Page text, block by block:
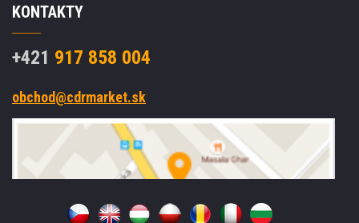
KONTAKTY
+421 917 858 004
obchod@cdrmarket.sk